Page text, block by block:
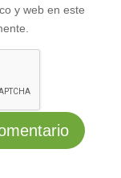
y web en este